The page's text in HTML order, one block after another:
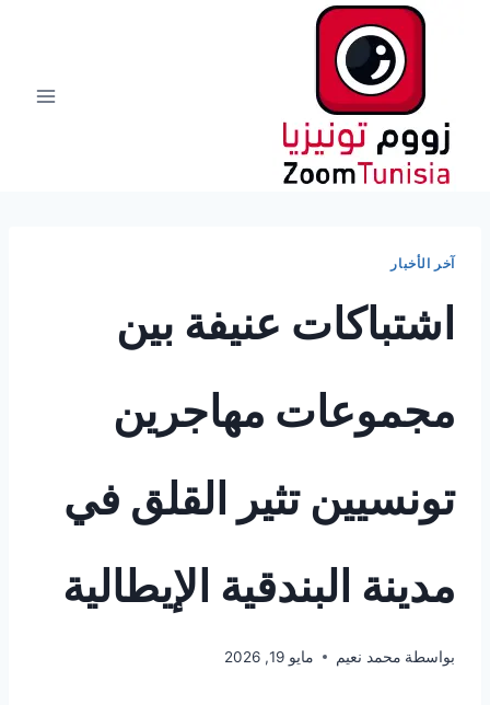
آخر الأخبار
اشتباكات عنيفة بين
مجموعات مهاجرين
تونسيين تثير القلق في
مدينة البندقية الإيطالية
بواسطة محمد نعيم مايو 19, 2026